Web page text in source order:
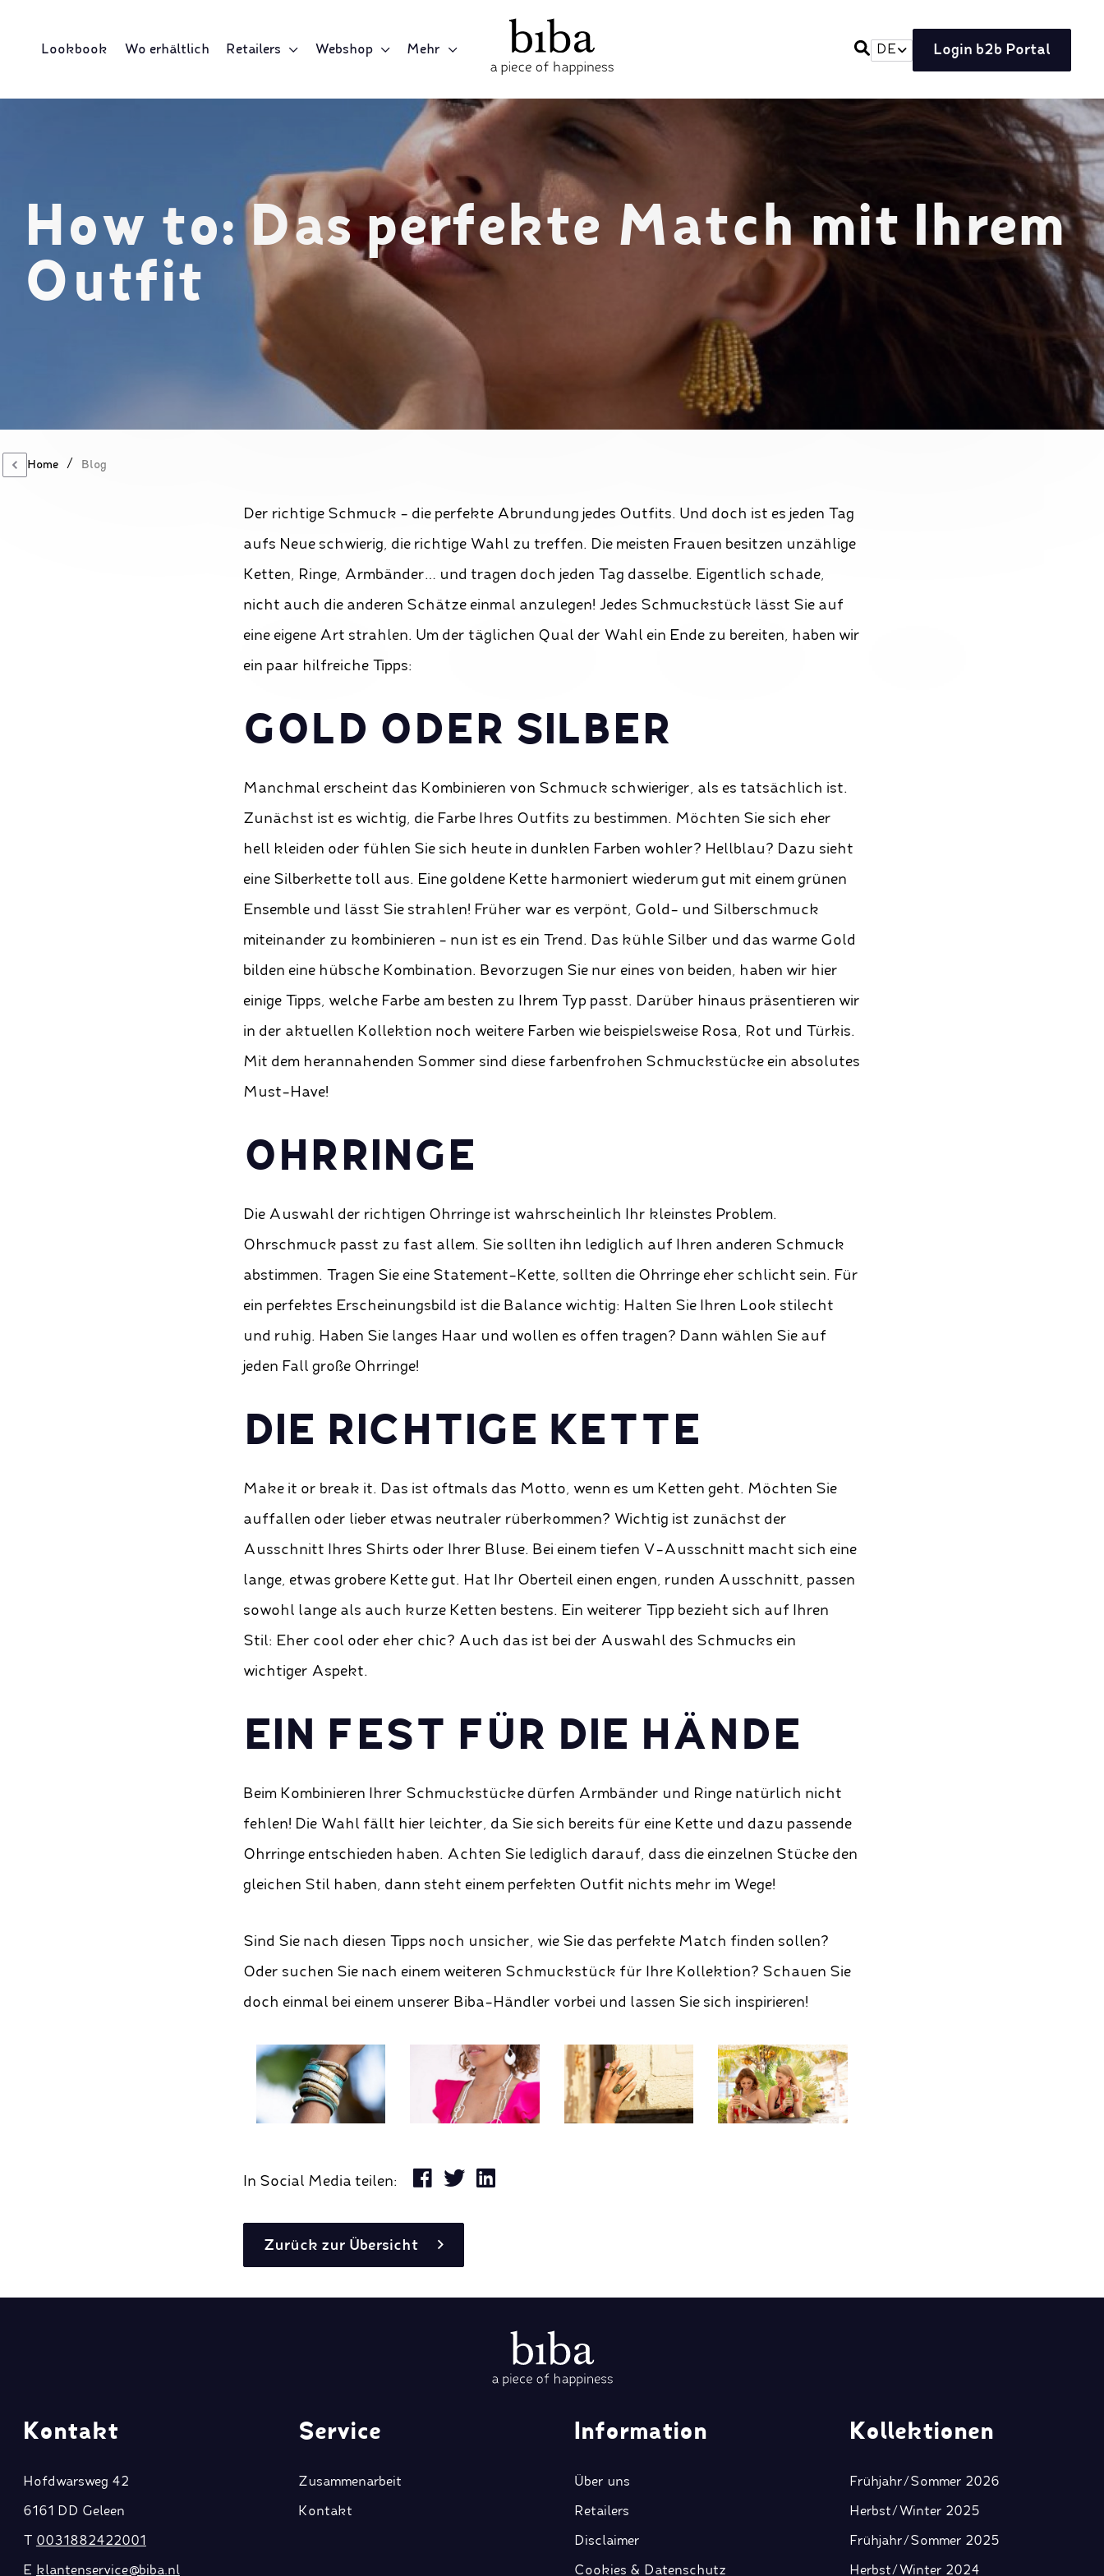
Lookbook Wo erhältlich Retailers Webshop Mehr DE Login b2b Portal
How to: Das perfekte Match mit Ihrem
Outfit
Home / Blog
Der richtige Schmuck - die perfekte Abrundung jedes Outfits. Und doch ist es jeden Tag
aufs Neue schwierig, die richtige Wahl zu treffen. Die meisten Frauen besitzen unzählige
Ketten, Ringe, Armbänder… und tragen doch jeden Tag dasselbe. Eigentlich schade,
nicht auch die anderen Schätze einmal anzulegen! Jedes Schmuckstück lässt Sie auf
eine eigene Art strahlen. Um der täglichen Qual der Wahl ein Ende zu bereiten, haben wir
ein paar hilfreiche Tipps:
GOLD ODER SILBER
Manchmal erscheint das Kombinieren von Schmuck schwieriger, als es tatsächlich ist.
Zunächst ist es wichtig, die Farbe Ihres Outfits zu bestimmen. Möchten Sie sich eher
hell kleiden oder fühlen Sie sich heute in dunklen Farben wohler? Hellblau? Dazu sieht
eine Silberkette toll aus. Eine goldene Kette harmoniert wiederum gut mit einem grünen
Ensemble und lässt Sie strahlen! Früher war es verpönt, Gold- und Silberschmuck
miteinander zu kombinieren - nun ist es ein Trend. Das kühle Silber und das warme Gold
bilden eine hübsche Kombination. Bevorzugen Sie nur eines von beiden, haben wir hier
einige Tipps, welche Farbe am besten zu Ihrem Typ passt. Darüber hinaus präsentieren wir
in der aktuellen Kollektion noch weitere Farben wie beispielsweise Rosa, Rot und Türkis.
Mit dem herannahenden Sommer sind diese farbenfrohen Schmuckstücke ein absolutes
Must-Have!
OHRRINGE
Die Auswahl der richtigen Ohrringe ist wahrscheinlich Ihr kleinstes Problem.
Ohrschmuck passt zu fast allem. Sie sollten ihn lediglich auf Ihren anderen Schmuck
abstimmen. Tragen Sie eine Statement-Kette, sollten die Ohrringe eher schlicht sein. Für
ein perfektes Erscheinungsbild ist die Balance wichtig: Halten Sie Ihren Look stilecht
und ruhig. Haben Sie langes Haar und wollen es offen tragen? Dann wählen Sie auf
jeden Fall große Ohrringe!
DIE RICHTIGE KETTE
Make it or break it. Das ist oftmals das Motto, wenn es um Ketten geht. Möchten Sie
auffallen oder lieber etwas neutraler rüberkommen? Wichtig ist zunächst der
Ausschnitt Ihres Shirts oder Ihrer Bluse. Bei einem tiefen V-Ausschnitt macht sich eine
lange, etwas grobere Kette gut. Hat Ihr Oberteil einen engen, runden Ausschnitt, passen
sowohl lange als auch kurze Ketten bestens. Ein weiterer Tipp bezieht sich auf Ihren
Stil: Eher cool oder eher chic? Auch das ist bei der Auswahl des Schmucks ein
wichtiger Aspekt.
EIN FEST FÜR DIE HÄNDE
Beim Kombinieren Ihrer Schmuckstücke dürfen Armbänder und Ringe natürlich nicht
fehlen! Die Wahl fällt hier leichter, da Sie sich bereits für eine Kette und dazu passende
Ohrringe entschieden haben. Achten Sie lediglich darauf, dass die einzelnen Stücke den
gleichen Stil haben, dann steht einem perfekten Outfit nichts mehr im Wege!
Sind Sie nach diesen Tipps noch unsicher, wie Sie das perfekte Match finden sollen?
Oder suchen Sie nach einem weiteren Schmuckstück für Ihre Kollektion? Schauen Sie
doch einmal bei einem unserer Biba-Händler vorbei und lassen Sie sich inspirieren!
In Social Media teilen:
Zurück zur Übersicht
Kontakt
Hofdwarsweg 42
6161 DD Geleen
0031882422001
E klantenservice@biba.nl
Service
Zusammenarbeit
Kontakt
Information
Über uns
Retailers
Disclaimer
Cookies & Datenschutz
Kollektionen
Frühjahr/Sommer 2026
Herbst/Winter 2025
Frühjahr/Sommer 2025
Herbst/Winter 2024